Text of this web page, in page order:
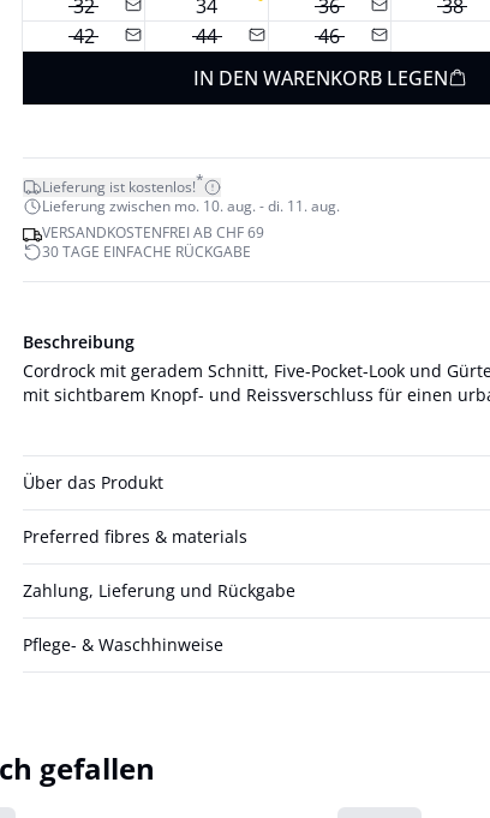
32 34 36 38
42
44
46
IN DEN WARENKORB LEGEN
Lieferung ist kostenlos!*
Lieferung zwischen mo. 10. aug. - di. 11. aug.
VERSANDKOSTENFREI AB CHF 69
30 TAGE EINFACHE RÜCKGABE
Beschreibung
Cordrock mit geradem Schnitt, Five-Pocket-Look und
mit sichtbarem Knopf- und Reissverschluss für einen
Über das Produkt
Preferred fibres & materials
Zahlung, Lieferung und Rückgabe
Pflege- & Waschhinweise
gefallen